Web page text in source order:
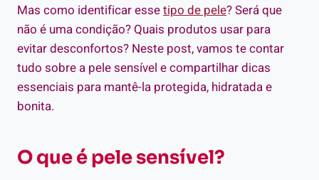
Mas como identificar essetipo de pele? Será que
não é uma condição? Quais produtos usar para
evitar desconfortos? Neste post, vamos te contar
tudo sobre a pele sensível e compartilhar dicas
essenciais para mantê-la protegida, hidratada e
bonita.
O que é pele sensível?